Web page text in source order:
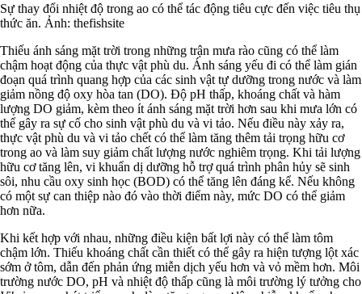
Sự thay đổi nhiệt độ trong ao có thể tác động tiêu cực đến việc tiêu thụ
thức ăn. Ảnh: thefishsite
Thiếu ánh sáng mặt trời trong những trận mưa rào cũng có thể làm
chậm hoạt động của thực vật phù du. Ánh sáng yếu đi có thể làm gián
đoạn quá trình quang hợp của các sinh vật tự dưỡng trong nước và làm
giảm nồng độ oxy hòa tan (DO). Độ pH thấp, khoáng chất và hàm
lượng DO giảm, kèm theo ít ánh sáng mặt trời hơn sau khi mưa lớn có
thể gây ra sự cố cho sinh vật phù du và vi tảo. Nếu điều này xảy ra,
thực vật phù du và vi tảo chết có thể làm tăng thêm tải trọng hữu cơ
trong ao và làm suy giảm chất lượng nước nghiêm trọng. Khi tải lượng
hữu cơ tăng lên, vi khuẩn dị dưỡng hỗ trợ quá trình phân hủy sẽ sinh
sôi, nhu cầu oxy sinh học (BOD) có thể tăng lên đáng kể. Nếu không
có một sự can thiệp nào đó vào thời điểm này, mức DO có thể giảm
hơn nữa.
Khi kết hợp với nhau, những điều kiện bất lợi này có thể làm tôm
chậm lớn. Thiếu khoáng chất cần thiết có thể gây ra hiện tượng lột xác
sớm ở tôm, dẫn đến phản ứng miễn dịch yếu hơn và vỏ mềm hơn. Môi
trường nước DO, pH và nhiệt độ thấp cũng là môi trường lý tưởng cho